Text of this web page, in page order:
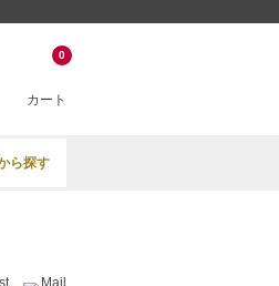
カート
0
ら探す